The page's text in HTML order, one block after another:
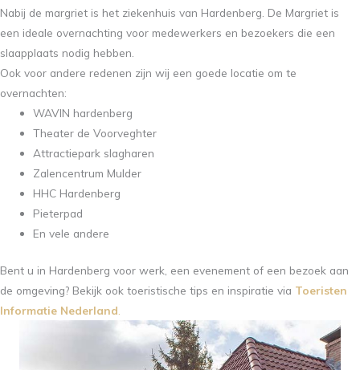
Nabij de margriet is het ziekenhuis van Hardenberg. De Margriet is
een ideale overnachting voor medewerkers en bezoekers die een
slaapplaats nodig hebben.
Ook voor andere redenen zijn wij een goede locatie om te
overnachten:
WAVIN hardenberg
Theater de Voorveghter
Attractiepark slagharen
Zalencentrum Mulder
HHC Hardenberg
Pieterpad
En vele andere
Bent u in Hardenberg voor werk, een evenement of een bezoek aan
de omgeving? Bekijk ook toeristische tips en inspiratie via Toeristen
Informatie Nederland